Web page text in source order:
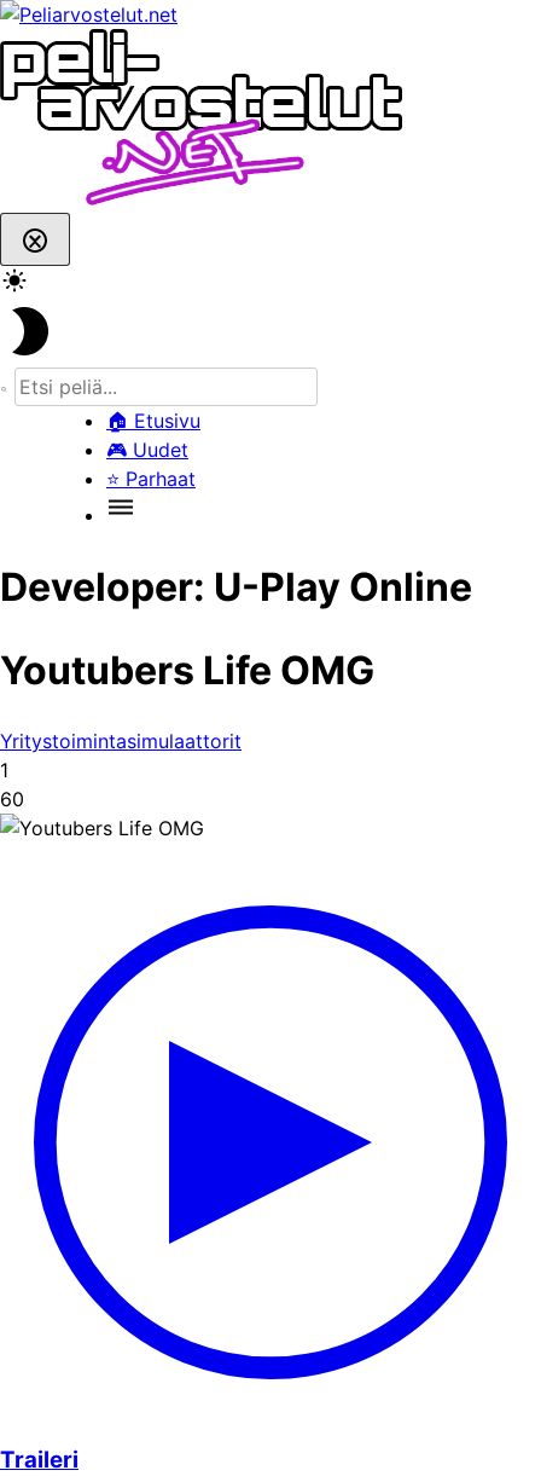
Skip
to
content
🏠 Etusivu
🎮 Uudet
⭐ Parhaat
Developer: U-Play Online
Youtubers Life OMG
Yritystoimintasimulaattorit
1
60
Traileri